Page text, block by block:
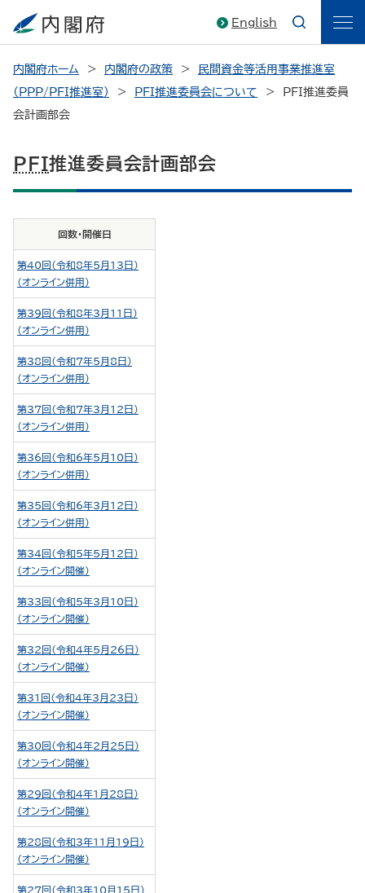
English
内閣府ホーム 内閣府の政策
民間資金等活用事業推進室
（PPP/PFI推進室）
PFI推進委員会について
PFI推進委員
会計画部会
PFI推進委員会計画部会
回数・開催日
第40回（令和8年5月13日）
（オンライン併用）
第39回（令和8年3月11日）
（オンライン併用）
第38回（令和7年5月8日）
（オンライン併用）
第37回（令和7年3月12日）
（オンライン併用）
第36回（令和6年5月10日）
（オンライン併用）
第35回（令和6年3月12日）
（オンライン併用）
第34回（令和5年5月12日）
（オンライン開催）
第33回（令和5年3月10日）
（オンライン開催）
第32回（令和4年5月26日）
（オンライン開催）
第31回（令和4年3月23日）
（オンライン開催）
第30回（令和4年2月25日）
（オンライン開催）
第29回（令和4年1月28日）
（オンライン開催）
第28回（令和3年11月19日）
（オンライン開催）
第27回（令和3年10月15日）